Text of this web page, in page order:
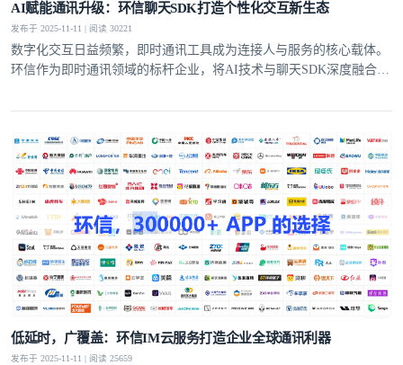
AI赋能通讯升级：环信聊天SDK打造个性化交互新生态
发布于 2025-11-11 | 阅读 30221
数字化交互日益频繁，即时通讯工具成为连接人与服务的核心载体。
环信作为即时通讯领域的标杆企业，将AI技术与聊天SDK深度融合，
供高效开发方案的同时，也为用户带来了更具沉浸感和个性化的交互
低延时，广覆盖：环信IM云服务打造企业全球通讯利器
发布于 2025-11-11 | 阅读 25659